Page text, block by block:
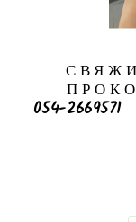
054-2669571